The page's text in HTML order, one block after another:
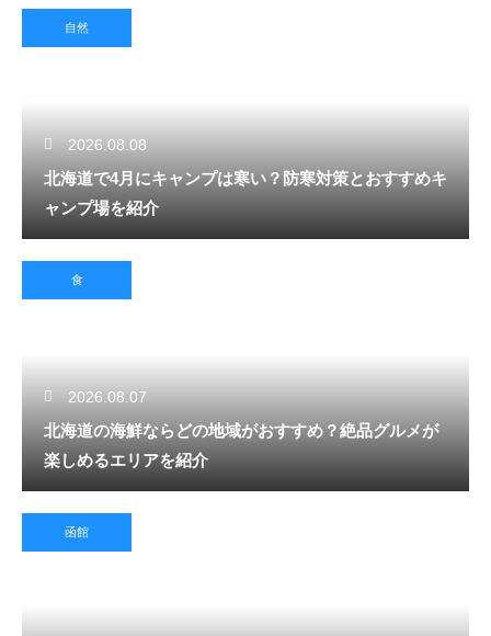
自然
2026.08.08
北海道で4月にキャンプは寒い？防寒対策とおすすめキ
ャンプ場を紹介
食
2026.08.07
北海道の海鮮ならどの地域がおすすめ？絶品グルメが
楽しめるエリアを紹介
函館